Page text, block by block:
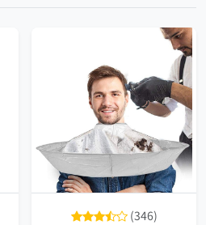
(346)